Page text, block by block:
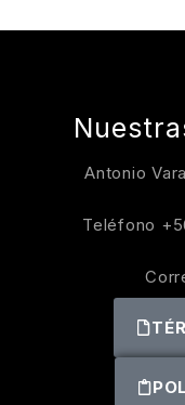
Antonio
Teléfono